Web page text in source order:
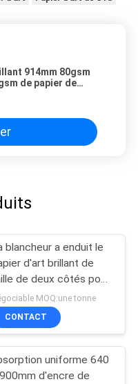
914mm 80gsm
de papier de
blancheur a enduit le
d'art brillant de
de deux côtés pour
150g à 300g
MOQ:une tonne
CONTACT
uniforme 640
d'encre de